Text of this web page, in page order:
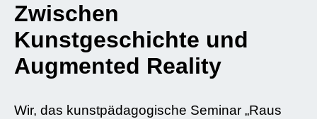
Zwischen
Kunstgeschichte und
Augmented Reality
Wir, das kunstpädagogische Seminar „Raus